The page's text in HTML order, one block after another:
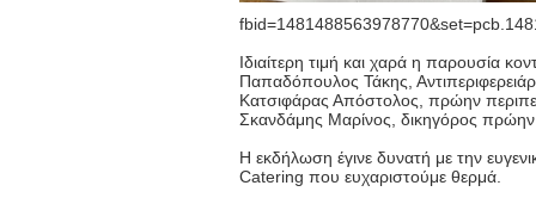
Ιδιαίτερη τιμή και χαρά η παρουσία
Παπαδόπουλος Τάκης,
Κατσιφάρας Απόστολος, πρώην
Σκανδάμης Μαρίνος, δικηγόρος πρώην
Η εκδήλωση έγινε δυνατή με την
Catering που ευχαριστούμε θερμά.